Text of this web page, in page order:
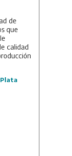
de
que
calidad